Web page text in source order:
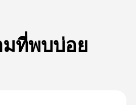
มที่พบบ่อย